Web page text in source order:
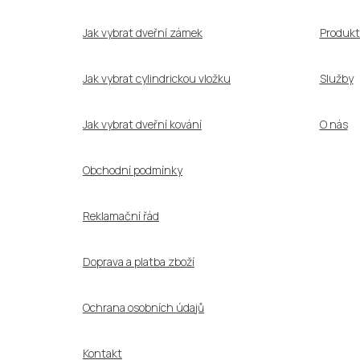
Jak vybrat dveřní zámek
Jak vybrat cylindrickou vložku
Jak vybrat dveřní kování
Obchodní podmínky
Reklamační řád
Doprava a platba zboží
Ochrana osobních údajů
Kontakt
Služby
O nás